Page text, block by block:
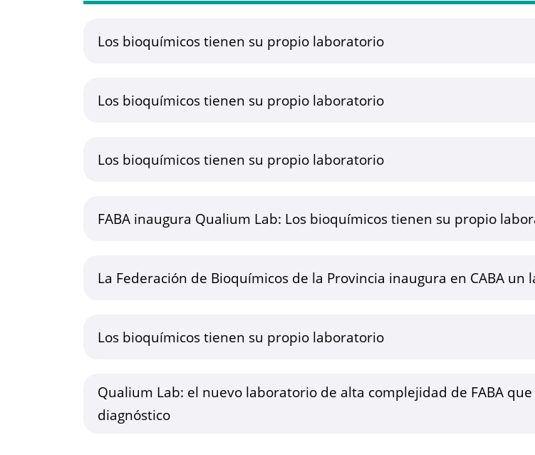
Los bioquímicos tienen su propio laboratorio
Los bioquímicos tienen su propio laboratorio
Los bioquímicos tienen su propio laboratorio
FABA inaugura Qualium Lab: Los bioquímicos tienen su propio
La Federación de Bioquímicos de la Provincia inaugura en CABA
Los bioquímicos tienen su propio laboratorio
Qualium Lab: el nuevo laboratorio de alta complejidad de FABA
diagnóstico